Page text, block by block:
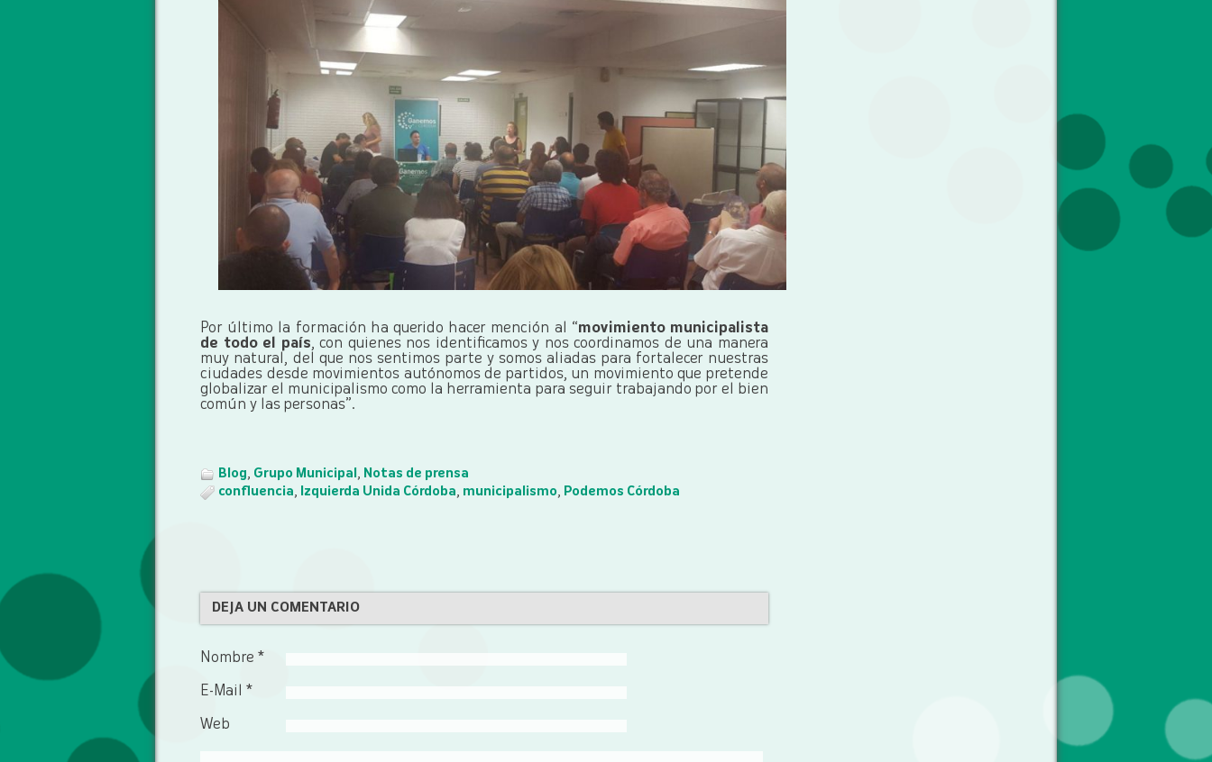
Por último la formación ha querido hacer mención al “movimiento municipalista
de todo el país, con quienes nos identificamos y nos coordinamos de una manera
muy natural, del que nos sentimos parte y somos aliadas para fortalecer nuestras
ciudades desde movimientos autónomos de partidos, un movimiento que pretende
globalizar el municipalismo como la herramienta para seguir trabajando por el bien
común y las personas”.
Blog, Grupo Municipal , Notas de prensa
confluencia, Izquierda Unida Córdoba, municipalismo, Podemos Córdoba
DEJA UN COMENTARIO
Nombre *
E-Mail *
Web